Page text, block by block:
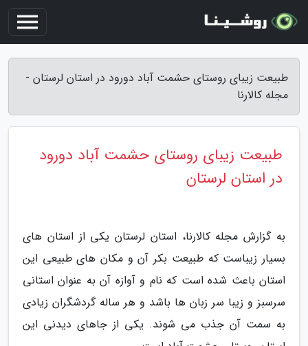
طبیعت زیبای روستای حشمت آباد دورود در استان لرستان -
مجله کالارنا
طبیعت زیبای روستای حشمت آباد دورود
در استان لرستان
به گزارش مجله کالارنا، استان لرستان یکی از استان های
بسیار زیباست که طبیعت بکر آن و مکان های طبیعی این
استان باعث شده است که نام و آوازه آن به عنوان استانی
سرسبز و زیبا سر زبان ها باشد و هر ساله گردشگران زیادی
به سمت آن جذب می شوند. یکی از جاهای دیدنی این